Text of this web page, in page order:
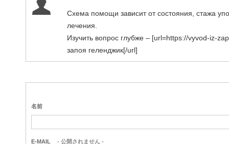
Схема помощи зависит от состояния, стажа
лечения.
Изучить вопрос глубже – [url=https://vyvod-iz-
запоя геленджик[/url]
名前
E-MAIL - 公開されません -